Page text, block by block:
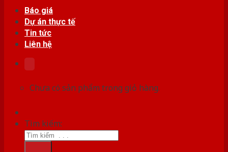
Báo giá
Dự án thực tế
Tin tức
Liên hệ
Chưa có sản phẩm trong giỏ hàng.
Tìm kiếm: